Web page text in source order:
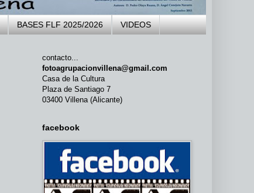
BASES FLF 2025/2026 VIDEOS
contacto...
fotoagrupacionvillena@gmail.com
Casa de la Cultura
Plaza de Santiago 7
03400 Villena (Alicante)
facebook